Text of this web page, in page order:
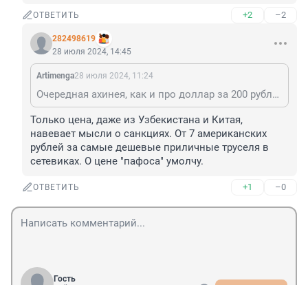
ОТВЕТИТЬ +2 –2
282498619
28 июля 2024, 14:45
Artimenga28 июля 2024, 11:24
Очередная ахинея, как и про доллар за 200 рублей. Белье до сих порт возят в том числе из ЕС, не является оно санкционным товаром.
Только цена, даже из Узбекистана и Китая,
навевает мысли о санкциях. От 7 американских
рублей за самые дешевые приличные труселя в
сетевиках. О цене "пафоса" умолчу.
ОТВЕТИТЬ +1 –0
Гость